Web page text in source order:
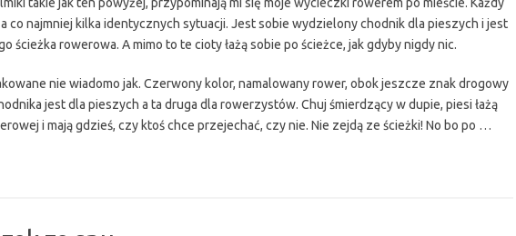
co najmniej kilka identycznych sytuacji. Jest sobie wydzielony chodnik dla pieszych i jest
ścieżka rowerowa. A mimo to te cioty łażą sobie po ścieżce, jak gdyby nigdy nic.
nie wiadomo jak. Czerwony kolor, namalowany rower, obok jeszcze znak drogowy
jest dla pieszych a ta druga dla rowerzystów. Chuj śmierdzący w dupie, piesi łażą
i mają gdzieś, czy ktoś chce przejechać, czy nie. Nie zejdą ze ścieżki! No bo po …